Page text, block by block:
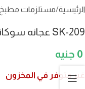
الرئيسية مستلزمات مطبخ
SK-209 عجانه سوكانى 4لتر 800وات
0
غير متوفر في المخزون